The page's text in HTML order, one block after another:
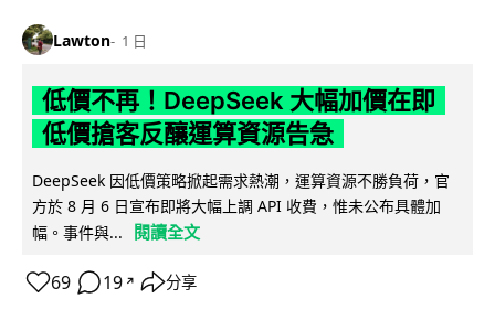
Lawton 1 日
低價不再！DeepSeek 大幅加價在即
低價搶客反釀運算資源告急
DeepSeek 因低價策略掀起需求熱潮，運算資源不勝負荷，官
方於 8 月 6 日宣布即將大幅上調 API 收費，惟未公布具體加
幅。事件與...
閱讀全文
69 19 ↗ 分享